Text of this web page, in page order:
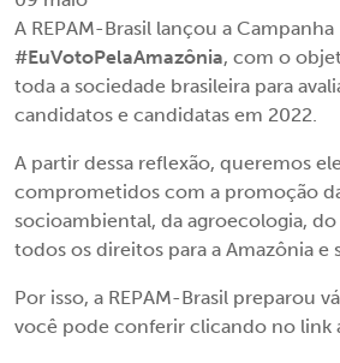
A REPAM-Brasil lançou a Campanha
#EuVotoPelaAmazônia, com o
toda a sociedade brasileira para
candidatos e candidatas em 2022.
A partir dessa reflexão, queremos
comprometidos com a promoção
socioambiental, da agroecologia,
todos os direitos para a Amazônia e
Por isso, a REPAM-Brasil preparou
você pode conferir clicando no link